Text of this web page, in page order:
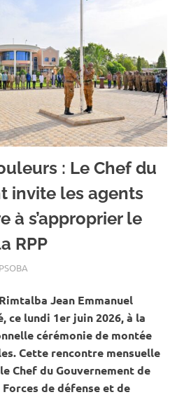
: Le Chef du
invite les agents
à s’approprier le
RPP
Jean Emmanuel
ce lundi 1er juin 2026, à la
cérémonie de montée
Cette rencontre mensuelle
Chef du Gouvernement de
de défense et de